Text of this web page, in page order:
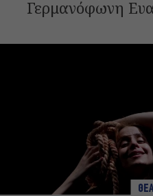
Γερμανόφωνη